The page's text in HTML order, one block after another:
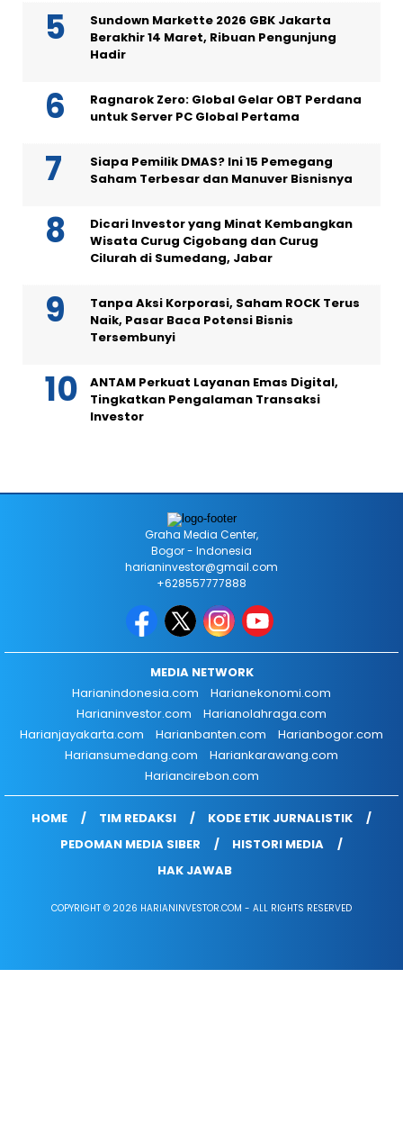
Sundown Markette 2026 GBK Jakarta
Berakhir 14 Maret, Ribuan Pengunjung
Hadir
Ragnarok Zero: Global Gelar OBT Perdana
untuk Server PC Global Pertama
Siapa Pemilik DMAS? Ini 15 Pemegang
Saham Terbesar dan Manuver Bisnisnya
Dicari Investor yang Minat Kembangkan
Wisata Curug Cigobang dan Curug
Cilurah di Sumedang, Jabar
Tanpa Aksi Korporasi, Saham ROCK Terus
Naik, Pasar Baca Potensi Bisnis
Tersembunyi
ANTAM Perkuat Layanan Emas Digital,
Tingkatkan Pengalaman Transaksi
Investor
Graha Media Center,
Bogor - Indonesia
harianinvestor@gmail.com
+628557777888
MEDIA NETWORK
Harianindonesia.com
Harianekonomi.com
Harianinvestor.com
Harianolahraga.com
Harianjayakarta.com
Harianbanten.com
Harianbogor.com
Hariansumedang.com
Hariankarawang.com
Hariancirebon.com
HOME TIM REDAKSI
KODE ETIK JURNALISTIK
PEDOMAN MEDIA SIBER
HISTORI MEDIA
HAK JAWAB
COPYRIGHT © 2026 HARIANINVESTOR.COM - ALL RIGHTS RESERVED